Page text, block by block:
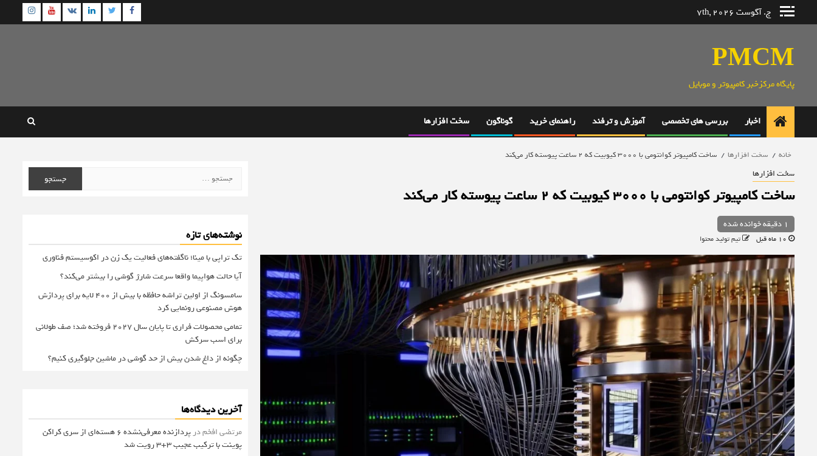
ج. آگوست 7th, 2026 Facebook
Twitter
Linkedin
VK
PMCM
پایگاه مرکزخبر کامپیوتر و موبایل
اخبار بررسی های تخصصی آموزش و ترفند راهنمای خرید گوناگون سخت افزارها
خانه سخت افزارها ساخت کامپیوتر کوانتومی با ۳۰۰۰ کیوبیت که ۲ ساعت پیوسته کار می‌کند
سخت افزارها
ساخت کامپیوتر کوانتومی با ۳۰۰۰ کیوبیت که ۲ ساعت پیوسته کار می‌کند
1 دقیقه خوانده شده
تیم تولید محتوا
برای:
نوشته‌های تازه
تک تراپی با مینا؛ ناگفته‌های فعالیت یک زن در اکوسیستم فناوری
آیا حالت هواپیما واقعا سرعت شارژ گوشی را بیشتر می‌کند؟
سامسونگ از اولین تراشه حافظه با بیش از ۴۰۰ لایه برای پردازش
هوش مصنوعی رونمایی کرد
تمامی محصولات فراری تا پایان سال ۲۰۲۷ فروخته شد؛ صف طولانی
برای اسب سرکش
چگونه از داغ شدن بیش از حد گوشی در ماشین جلوگیری کنیم؟
آخرین دیدگاه‌ها
مرتضی افخمدر
پردازنده معرفی‌نشده 6 هسته‌ای از سری کراکن
پوینت با ترکیب عجیب 3+3 رویت شد